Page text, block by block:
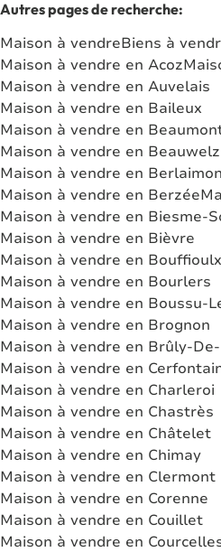
Autres pages de recherche:
Maison à vendreBiens à
Maison à vendre en Acoz
Maison à vendre en Auvelais
Maison à vendre en Baileux
Maison à vendre en
Maison à vendre en Beauwelz
Maison à vendre en
Maison à vendre en Berzée
Maison à vendre en Biesme-
Maison à vendre en Bièvre
Maison à vendre en Bouffioulx
Maison à vendre en Bourlers
Maison à vendre en Boussu-
Maison à vendre en Brognon
Maison à vendre en Brûly-
Maison à vendre en
Maison à vendre en Charleroi
Maison à vendre en Chastrès
Maison à vendre en Châtelet
Maison à vendre en Chimay
Maison à vendre en Clermont
Maison à vendre en Corenne
Maison à vendre en Couillet
Maison à vendre en